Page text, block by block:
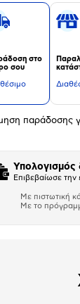
στο
σου
παράδοσης
Επιβεβαίωσε
Με πιστωτική
Με το